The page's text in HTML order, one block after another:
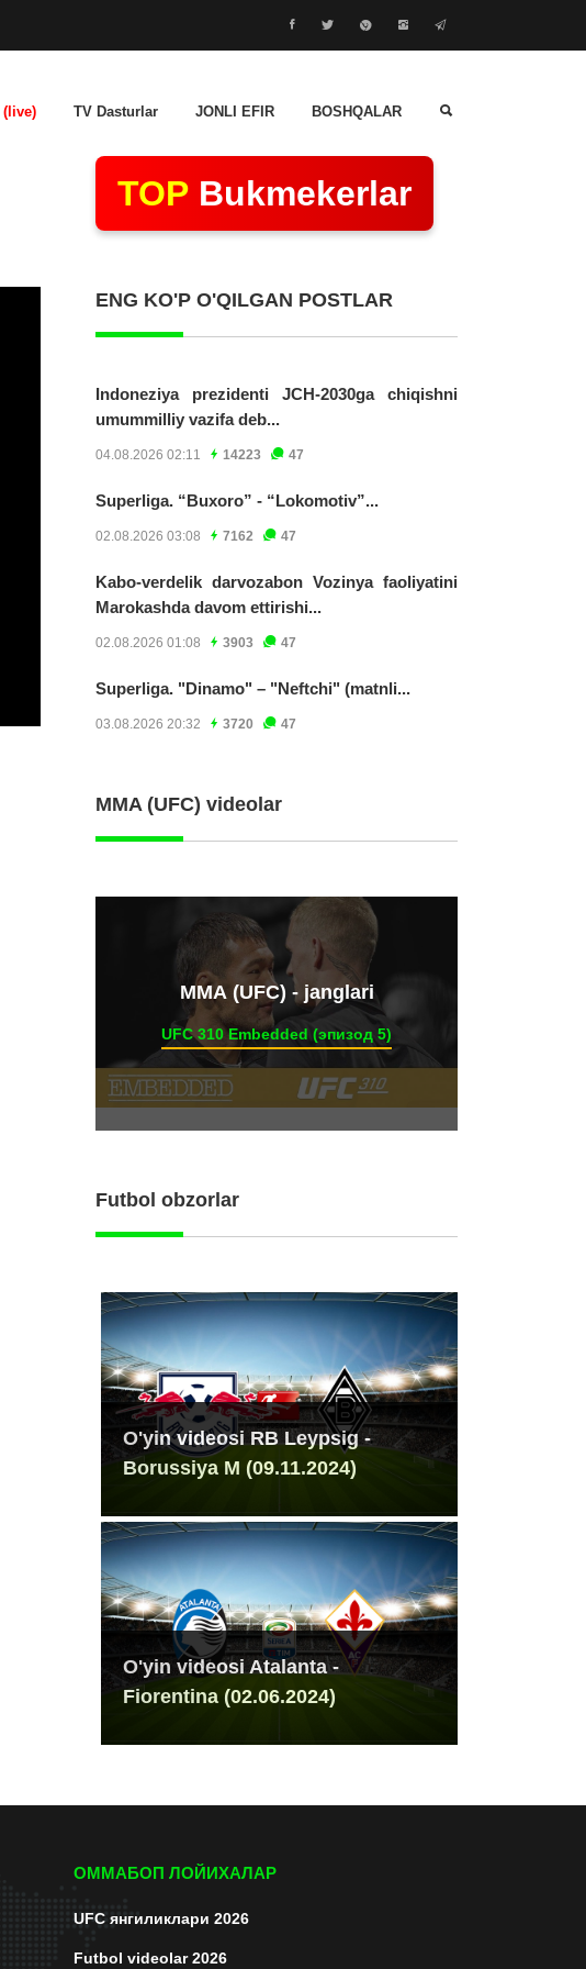
(live) TV Dasturlar JONLI EFIR BOSHQALAR
TOP Bukmekerlar
ENG KO'P O'QILGAN POSTLAR
Indoneziya prezidenti JCH-2030ga chiqishni
umummilliy vazifa deb...
04.08.2026 02:11 14223 47
Superliga. “Buxoro” - “Lokomotiv”...
02.08.2026 03:08 7162 47
Kabo-verdelik darvozabon Vozinya faoliyatini
Marokashda davom ettirishi...
02.08.2026 01:08 3903 47
Superliga. "Dinamo" – "Neftchi" (matnli...
03.08.2026 20:32 3720 47
MMA (UFC) videolar
ММА (UFC) - janglari
UFC 310 Embedded (эпизод 5)
Futbol obzorlar
O'yin videosi RB Leypsig -
Borussiya M (09.11.2024)
O'yin videosi Atalanta -
Fiorentina (02.06.2024)
ОММАБОП ЛОЙИХАЛАР
UFC янгиликлари 2026
Futbol videolar 2026